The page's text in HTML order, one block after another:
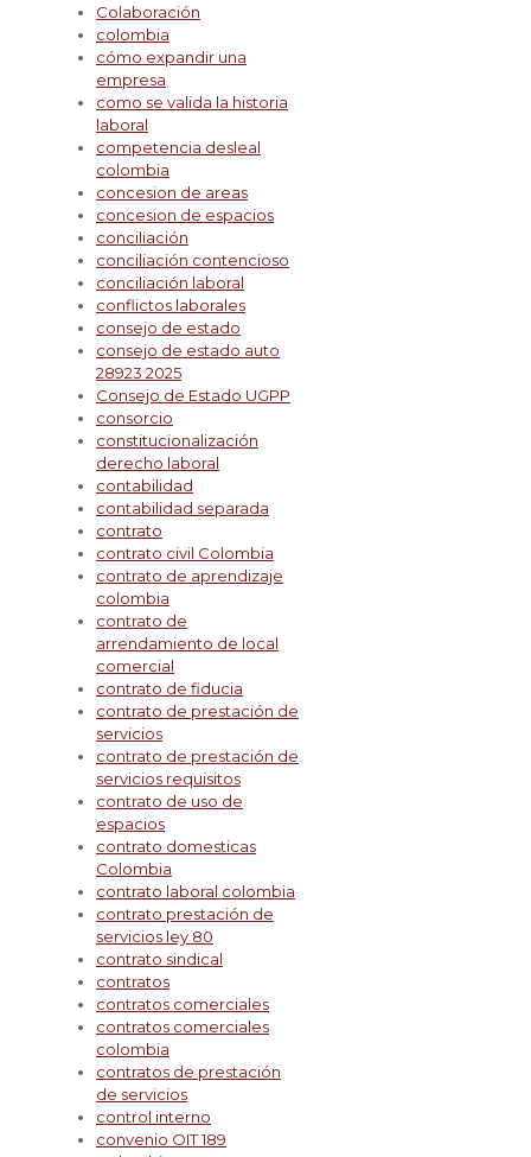
Colaboración
colombia
cómo expandir una
empresa
como se valida la historia
laboral
competencia desleal
colombia
concesion de areas
concesion de espacios
conciliación
conciliación contencioso
conciliación laboral
conflictos laborales
consejo de estado
consejo de estado auto
28923 2025
Consejo de Estado UGPP
consorcio
constitucionalización
derecho laboral
contabilidad
contabilidad separada
contrato
contrato civil Colombia
contrato de aprendizaje
colombia
contrato de
arrendamiento de local
comercial
contrato de fiducia
contrato de prestación de
servicios
contrato de prestación de
servicios requisitos
contrato de uso de
espacios
contrato domesticas
Colombia
contrato laboral colombia
contrato prestación de
servicios ley 80
contrato sindical
contratos
contratos comerciales
contratos comerciales
colombia
contratos de prestación
de servicios
control interno
convenio OIT 189